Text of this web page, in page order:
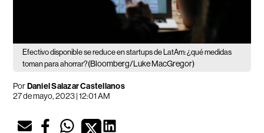
Efectivo disponible se reduce en startups de LatAm: ¿qué medidas
toman para ahorrar?(Bloomberg/Luke MacGregor)
PorDaniel Salazar Castellanos
27 de mayo, 2023 | 12:01 AM